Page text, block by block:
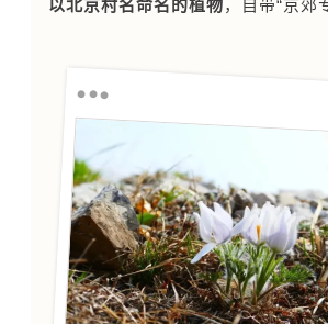
更可喜的是，昌平的野生植物名录
2025年7月，毛茛科白头翁属新
头翁
正式发表。这是北京特有新
以北京村名命名的植物，自带“京郊